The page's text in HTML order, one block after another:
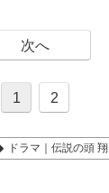
次へ
1 2
ドラマ｜伝説の頭 翔